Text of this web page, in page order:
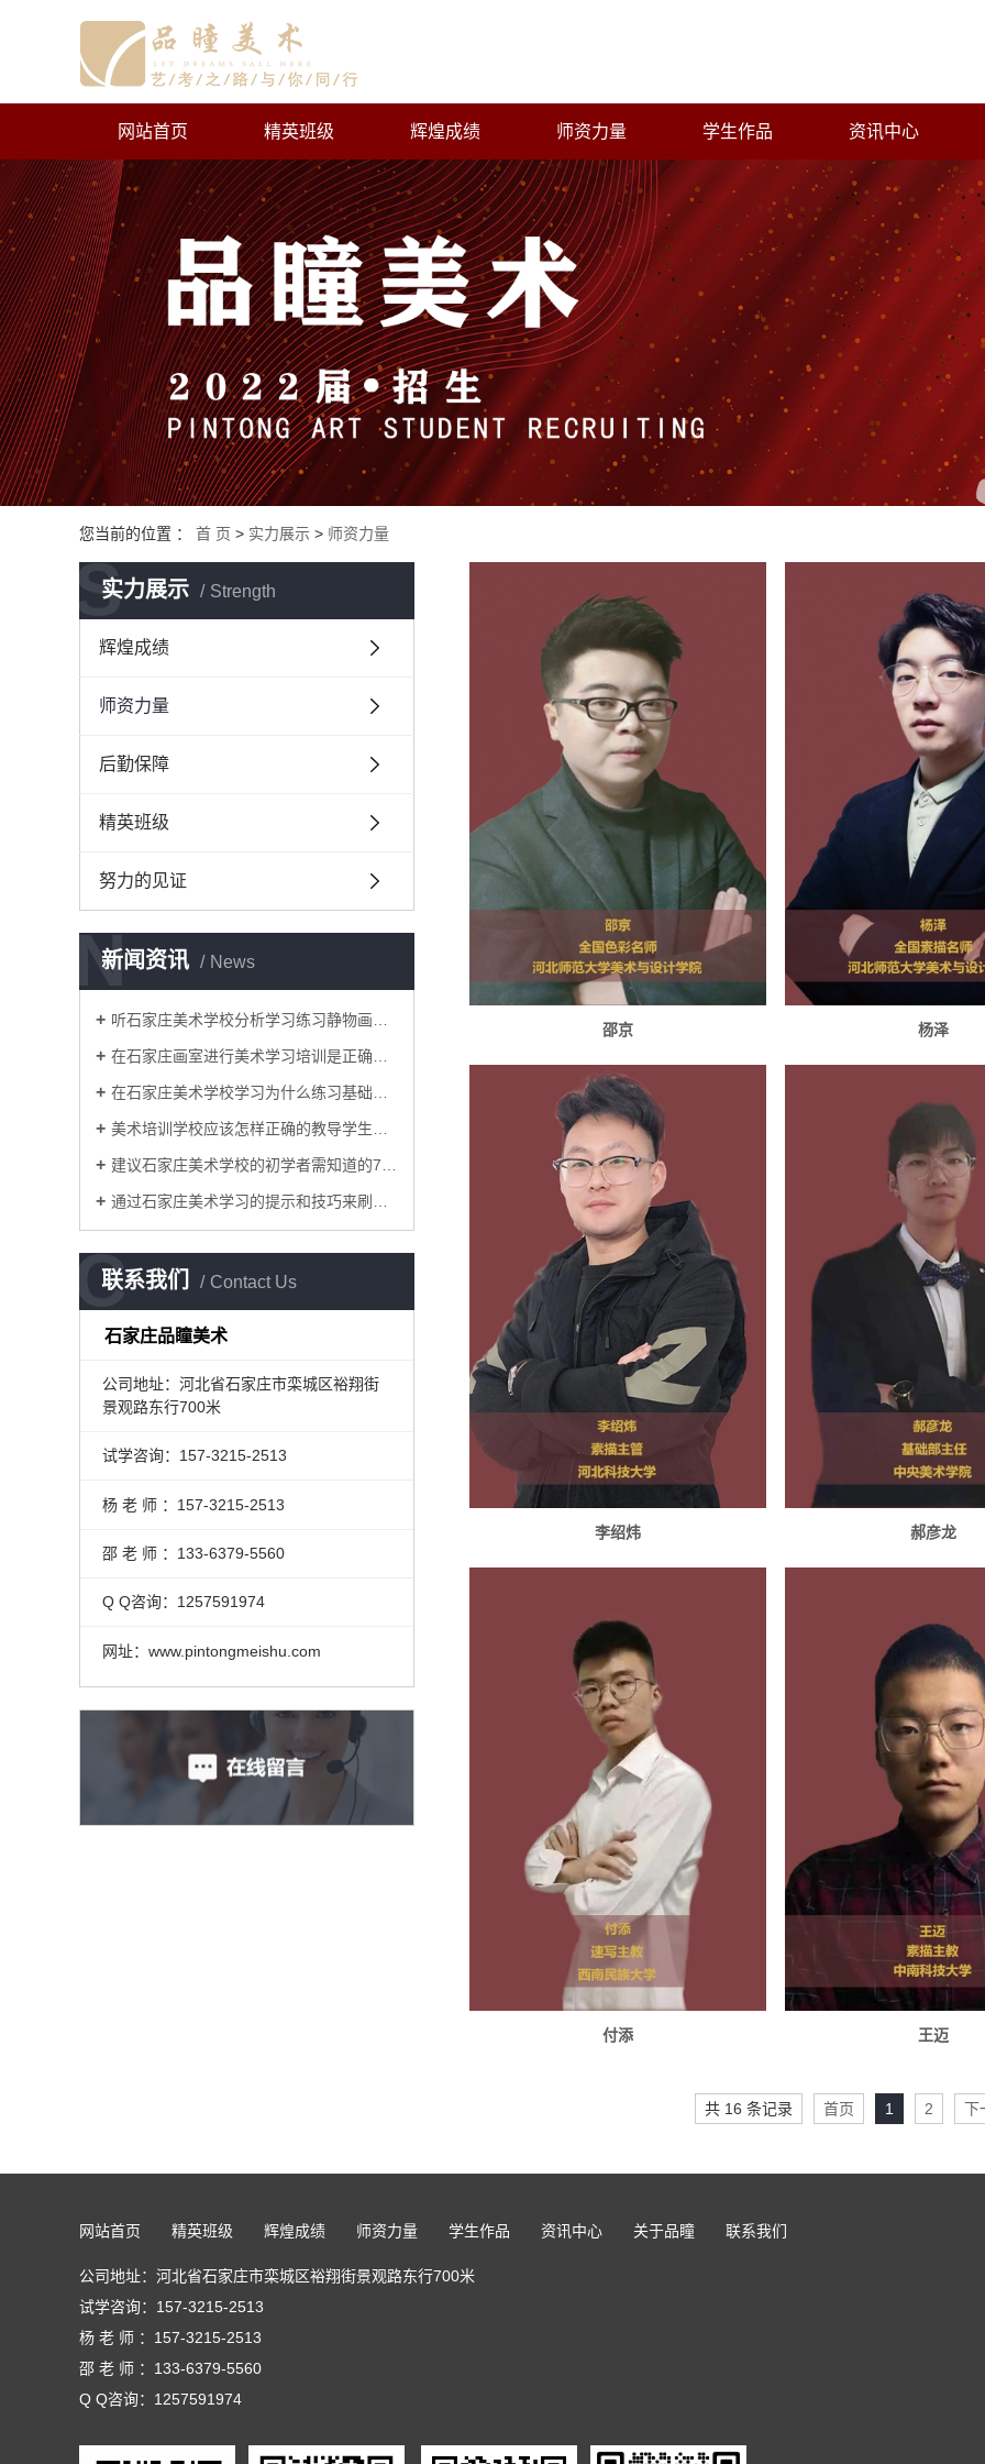
网站首页 精英班级 辉煌成绩 师资力量 学生作品 资讯中心
您当前的位置 ： 首 页 > 实力展示 > 师资力量
实力展示 Strength
S
辉煌成绩
师资力量
后勤保障
精英班级
努力的见证
新闻资讯 News
N
听石家庄美术学校分析学习练习静物画的原因
在石家庄画室进行美术学习培训是正确的选择
在石家庄美术学校学习为什么练习基础知识很重要？
美术培训学校应该怎样正确的教导学生画静物素描画才能得到提升
建议石家庄美术学校的初学者需知道的7种水彩技巧
通过石家庄美术学习的提示和技巧来刷新水彩技巧
联系我们 Contact Us
C
石家庄品瞳美术
公司地址：河北省石家庄市栾城区裕翔街
景观路东行700米
试学咨询： 157-3215-2513
杨 老 师 ：157-3215-2513
邵 老 师 ：133-6379-5560
Q Q咨询：1257591974
网址：www.pintongmeishu.com
邵京 杨泽
李绍炜 郝彦龙
付添 王迈
共 16 条记录 首页 1 2 下
网站首页 精英班级 辉煌成绩 师资力量 学生作品 资讯中心 关于品瞳 联系我们
公司地址：河北省石家庄市栾城区裕翔街景观路东行700米
试学咨询： 157-3215-2513
杨 老 师 ：157-3215-2513
邵 老 师 ：133-6379-5560
Q Q咨询：1257591974